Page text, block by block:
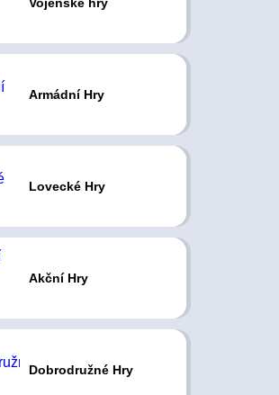
Armádní Hry
Lovecké Hry
Akční Hry
Dobrodružné Hry